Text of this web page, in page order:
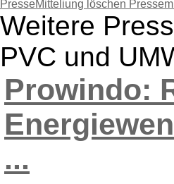
PresseMitteliung löschen
Weitere
PVC und
Prowindo:
...